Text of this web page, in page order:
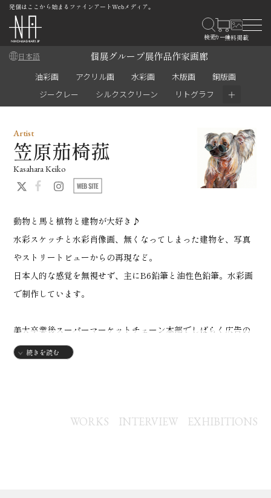
発信はここから始まるファインアートWebメディア。
日本語 個展グループ展作品作家画廊
油彩画 アクリル画 水彩画 木版画
銅版画
ジークレー
シルクスクリーン リトグラフ ＋
動物と馬と植物と建物が大好き♪
水彩スケッチと水彩肖像画、無くなってしまった建物を、写真
やストリートビューからの再現など。
日本人的な感覚を無視せず、主にB6鉛筆と油性色鉛筆。水彩画
で制作しています。
美大卒業後スーパーマーケットチェーン本部でしばらく広告の
仕事をしておりましたが、職場環境の影響でしばらく完治して
大変にご迷惑をおかけした事を、心よりお詫びいたします。
続きを読む
Artist
笠原茄椅菰
Kasahara Keiko
WORKS INTERVIEW EXHIBITIONS